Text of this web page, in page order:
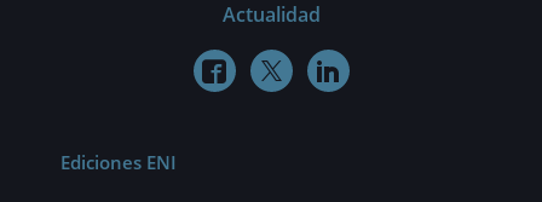
Actualidad
  
Ediciones ENI